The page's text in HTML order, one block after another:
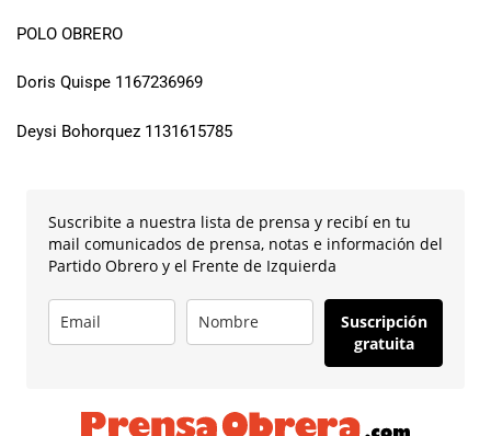
POLO OBRERO
Doris Quispe 1167236969
Deysi Bohorquez 1131615785
Suscribite a nuestra lista de prensa y recibí en tu
mail comunicados de prensa, notas e información del
Partido Obrero y el Frente de Izquierda
Suscripción
gratuita